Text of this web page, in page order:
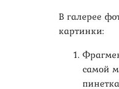
В галерее
картинки:
самой